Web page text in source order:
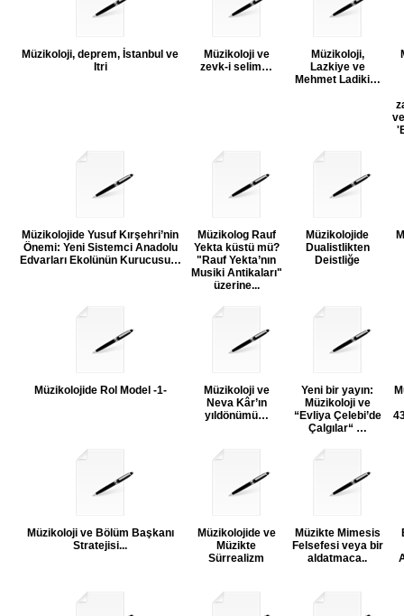
Müzikoloji, deprem, İstanbul ve
Itri
Müzikoloji ve
zevk-i selim…
Müzikoloji,
Lazkiye ve
Mehmet Ladiki…
Müzikolojide Yusuf Kırşehri’nin
Önemi: Yeni Sistemci Anadolu
Edvarları Ekolünün Kurucusu…
Müzikolog Rauf
Yekta küstü mü?
"Rauf Yekta’nın
Musiki Antikaları"
üzerine...
Müzikolojide
Dualistlikten
Deistliğe
Müzikolojide Rol Model -1-
Müzikoloji ve
Neva Kâr’ın
yıldönümü…
Yeni bir yayın:
Müzikoloji ve
“Evliya Çelebi’de
Çalgılar“ …
Müzikoloji ve Bölüm Başkanı
Stratejisi...
Müzikolojide ve
Müzikte
Sürrealizm
Müzikte Mimesis
Felsefesi veya bir
aldatmaca..